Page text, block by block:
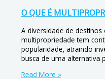
O QUE É
A diversidade de
multipropriedade tem
popularidade, atraindo
busca de uma alternativa
Read More »